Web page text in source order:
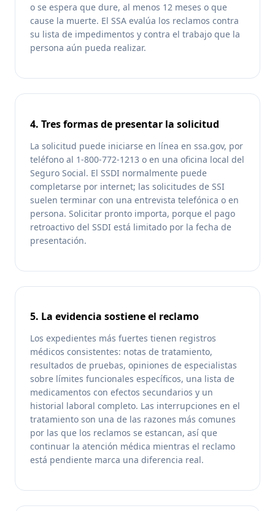
o se espera que dure, al menos 12 meses o que
cause la muerte. El SSA evalúa los reclamos contra
su lista de impedimentos y contra el trabajo que la
persona aún pueda realizar.
4. Tres formas de presentar la solicitud
La solicitud puede iniciarse en línea en ssa.gov, por
teléfono al 1-800-772-1213 o en una oficina local del
Seguro Social. El SSDI normalmente puede
completarse por internet; las solicitudes de SSI
suelen terminar con una entrevista telefónica o en
persona. Solicitar pronto importa, porque el pago
retroactivo del SSDI está limitado por la fecha de
presentación.
5. La evidencia sostiene el reclamo
Los expedientes más fuertes tienen registros
médicos consistentes: notas de tratamiento,
resultados de pruebas, opiniones de especialistas
sobre límites funcionales específicos, una lista de
medicamentos con efectos secundarios y un
historial laboral completo. Las interrupciones en el
tratamiento son una de las razones más comunes
por las que los reclamos se estancan, así que
continuar la atención médica mientras el reclamo
está pendiente marca una diferencia real.